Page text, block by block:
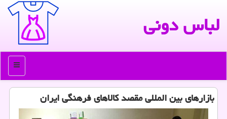
لباس دونی
منو
بازارهای بین المللی مقصد كالاهای فرهنگی ایران